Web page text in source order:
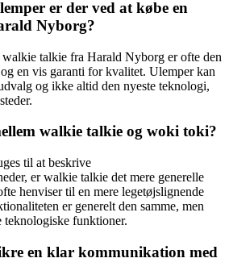
er der ved at købe en
Nyborg?
talkie fra Harald Nyborg er ofte den
en vis garanti for kvalitet. Ulemper kan
og ikke altid den nyeste teknologi,
walkie talkie og woki toki?
til at beskrive
er walkie talkie det mere generelle
henviser til en mere legetøjslignende
er generelt den samme, men
funktioner.
en klar kommunikation med